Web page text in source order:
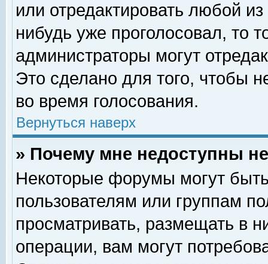
или отредактировать любой
нибудь уже проголосовал, то
администраторы могут
Это сделано для того, чтобы
во время голосования.
Вернуться наверх
» Почему мне недоступны
Некоторые форумы могут
пользователям или группам
просматривать, размещать в
операции, вам могут